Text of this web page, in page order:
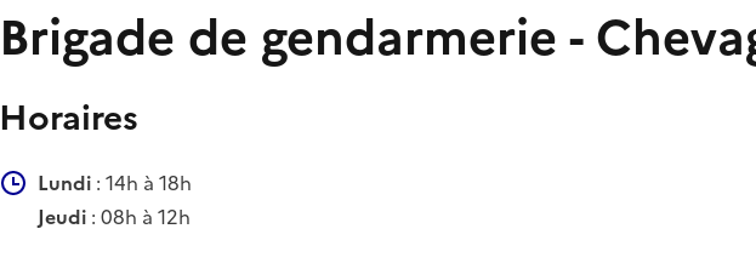
Brigade de gendarmerie -
Horaires
Lundi : 14h à 18h
Jeudi : 08h à 12h